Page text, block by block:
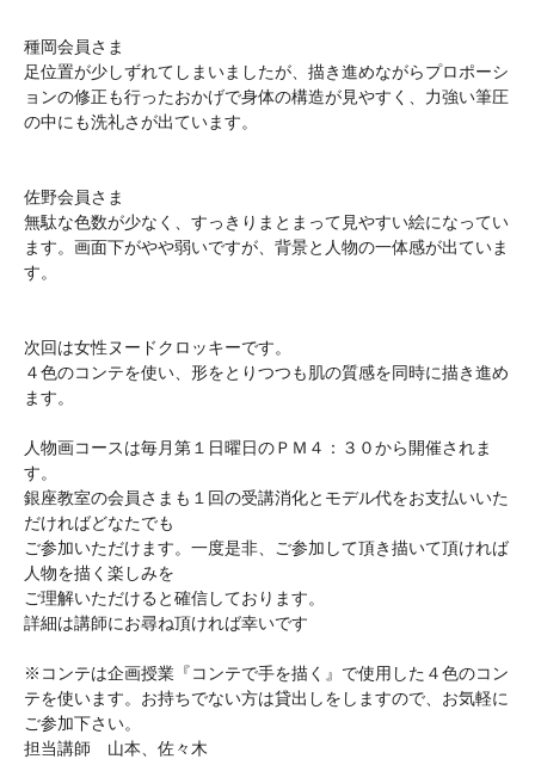
種岡会員さま
足位置が少しずれてしまいましたが、描き進めながらプロポーシ
ョンの修正も行ったおかげで身体の構造が見やすく、力強い筆圧
の中にも洗礼さが出ています。
佐野会員さま
無駄な色数が少なく、すっきりまとまって見やすい絵になってい
ます。画面下がやや弱いですが、背景と人物の一体感が出ていま
す。
次回は女性ヌードクロッキーです。
４色のコンテを使い、形をとりつつも肌の質感を同時に描き進め
ます。
人物画コースは毎月第１日曜日のＰＭ４：３０から開催されま
す。
銀座教室の会員さまも１回の受講消化とモデル代をお支払いいた
だければどなたでも
ご参加いただけます。一度是非、ご参加して頂き描いて頂ければ
人物を描く楽しみを
ご理解いただけると確信しております。
詳細は講師にお尋ね頂ければ幸いです
※コンテは企画授業『コンテで手を描く』で使用した４色のコン
テを使います。お持ちでない方は貸出しをしますので、お気軽に
ご参加下さい。
担当講師 山本、佐々木